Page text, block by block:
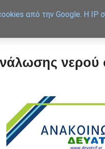
νερού
από την Google. Η IP